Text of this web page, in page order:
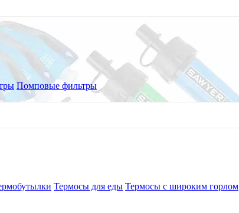
Помповые фильтры
Термосы для еды Термосы с широким горлом